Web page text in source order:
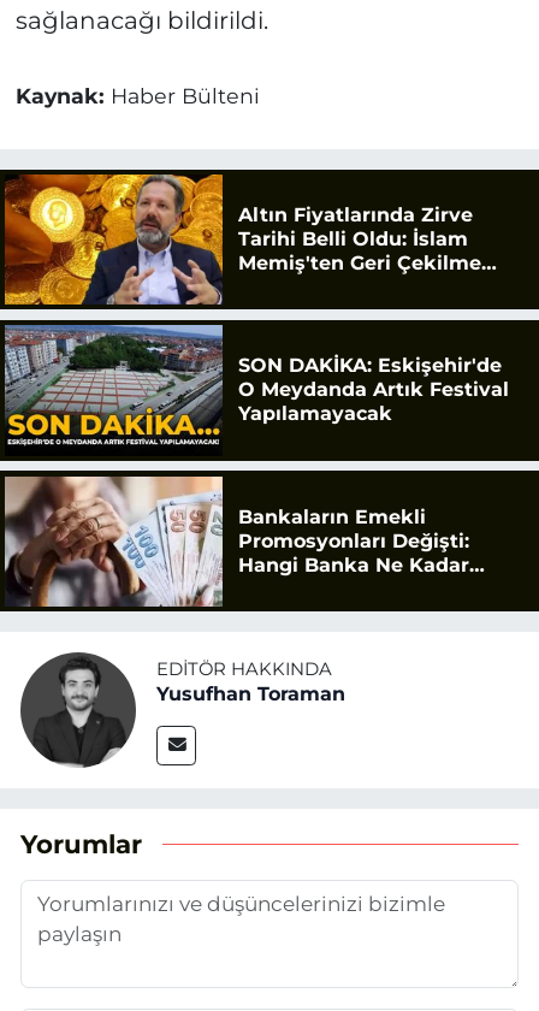
sağlanacağı bildirildi.
Kaynak: Haber Bülteni
Altın Fiyatlarında Zirve
Tarihi Belli Oldu: İslam
Memiş'ten Geri Çekilme
SON DAKİKA: Eskişehir'de
O Meydanda Artık Festival
Yapılamayacak
Bankaların Emekli
Promosyonları Değişti:
Hangi Banka Ne Kadar
EDITÖR HAKKINDA
Yusufhan Toraman
Yorumlar